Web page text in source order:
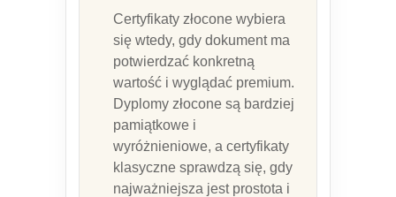
Certyfikaty złocone wybiera
się wtedy, gdy dokument ma
potwierdzać konkretną
wartość i wyglądać premium.
Dyplomy złocone są bardziej
pamiątkowe i
wyróżnieniowe, a certyfikaty
klasyczne sprawdzą się, gdy
najważniejsza jest prostota i